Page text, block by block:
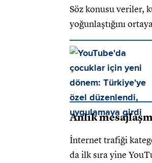
Söz konusu veriler,
yoğunlaştığını
Anlık
İnternet trafiği
da ilk sıra yine